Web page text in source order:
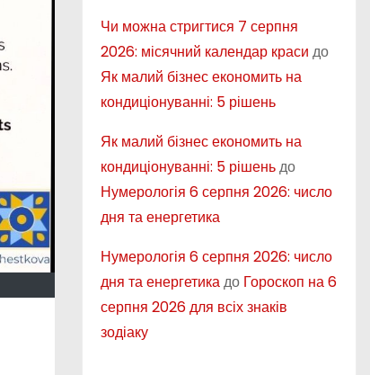
Чи можна стригтися 7 серпня
2026: місячний календар краси до
Як малий бізнес економить на
кондиціонуванні: 5 рішень
Як малий бізнес економить на
кондиціонуванні: 5 рішеньдо
Нумерологія 6 серпня 2026: число
дня та енергетика
Нумерологія 6 серпня 2026: число
дня та енергетикадо Гороскоп на 6
серпня 2026 для всіх знаків
зодіаку